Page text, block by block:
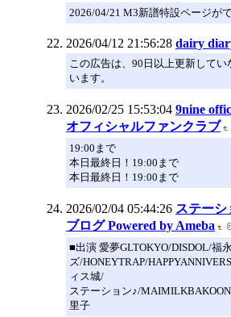
2026/04/21 M3新譜特設ページが
2026/04/12 21:56:28 dairy
この広告は、90日以上更新して
います。
2026/02/25 15:53:04 9nine
オフィシャルファンクラブ
19:00まで
本日最終日！19:00まで
本日最終日！19:00まで
2026/02/04 05:44:26 ステーシ
ブログ Powered by Ameba
■出演 愛夢GLTOKYO/DISDOL/福
ズ/HONEYTRAP/
ィス城/
ステーション♪/
里子